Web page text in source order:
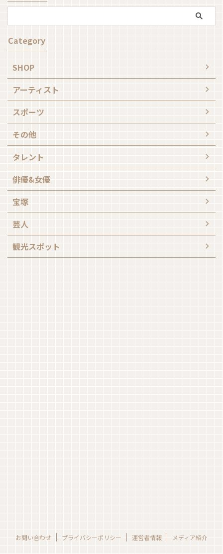
Category
SHOP
アーティスト
スポーツ
その他
タレント
俳優&女優
宝塚
芸人
観光スポット
お問い合わせ プライバシーポリシー 運営者情報 メディア紹介